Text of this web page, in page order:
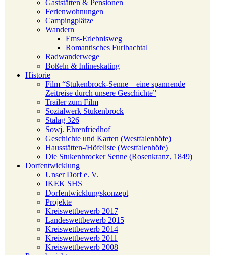
Gaststätten & Pensionen
Ferienwohnungen
Campingplätze
Wandern
Ems-Erlebnisweg
Romantisches Furlbachtal
Radwanderwege
Boßeln & Inlineskating
Historie
Film “Stukenbrock-Senne – eine spannende
Zeitreise durch unsere Geschichte”
Trailer zum Film
Sozialwerk Stukenbrock
Stalag 326
Sowj. Ehrenfriedhof
Geschichte und Karten (Westfalenhöfe)
Hausstätten-/Höfeliste (Westfalenhöfe)
Die Stukenbrocker Senne (Rosenkranz, 1849)
Dorfentwicklung
Unser Dorf e. V.
IKEK SHS
Dorfentwicklungskonzept
Projekte
Kreiswettbewerb 2017
Landeswettbewerb 2015
Kreiswettbewerb 2014
Kreiswettbewerb 2011
Kreiswettbewerb 2008